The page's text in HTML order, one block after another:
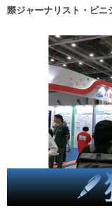
際ジャーナリスト・ビニ